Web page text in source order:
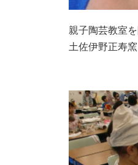
親子陶芸教室
土佐伊野正寿